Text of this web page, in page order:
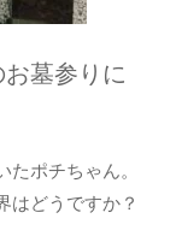
墓参りに
ポチちゃん。
はどうですか？